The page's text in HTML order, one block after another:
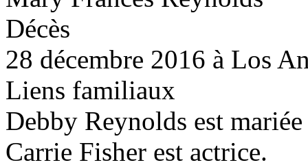
Décès
28 décembre 2016 à Los
Liens familiaux
Debby Reynolds est
Carrie Fisher est actrice.